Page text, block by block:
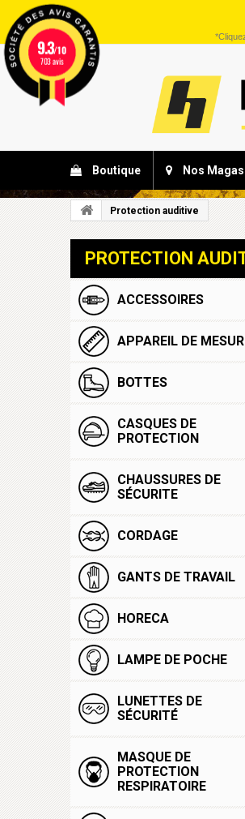
*
Boutique Nos
Protection auditive
PROTECTION
ACCESSOIRES
APPAREIL DE
BOTTES
CASQUES DE
PROTECTION
CHAUSSURES DE
SÉCURITE
CORDAGE
GANTS DE TRAVAIL
HORECA
LAMPE DE POCHE
LUNETTES DE
SÉCURITÉ
MASQUE DE
PROTECTION
RESPIRATOIRE
9.3/10
703 avis